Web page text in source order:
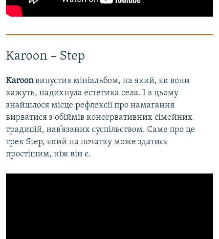
Karoon – Step
Karoonвипустив мініальбом, на який, як вони
кажуть, надихнула естетика села. І в цьому
знайшлося місце рефлексії про намагання
вирватися з обіймів консервативних сімейних
традицій, нав’язаних суспільством. Саме про це
трек Step, який на початку може здатися
простішим, ніж він є.